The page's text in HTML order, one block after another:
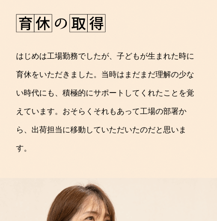
はじめは工場勤務でしたが、子どもが生まれた時に
育休をいただきました。当時はまだまだ理解の少な
い時代にも、積極的にサポートしてくれたことを覚
えています。おそらくそれもあって工場の部署か
ら、出荷担当に移動していただいたのだと思いま
す。